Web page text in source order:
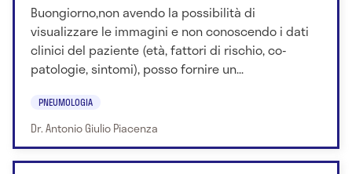
Buongiorno,non avendo la possibilità di
visualizzare le immagini e non conoscendo i dati
clinici del paziente (età, fattori di rischio, co-
patologie, sintomi), posso fornire un...
PNEUMOLOGIA
Dr. Antonio Giulio Piacenza